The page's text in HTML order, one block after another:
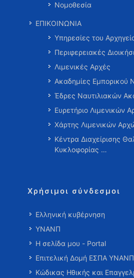
Νομοθεσία
ΕΠΙΚΟΙΝΩΝΙΑ
Υπηρεσίες του
Περιφερειακές
Λιμενικές Αρχές
Ακαδημίες Εμπορικού
Έδρες Ναυτιλιακών
Ευρετήριο Λιμενικών
Χάρτης Λιμενικών
Κέντρα Διαχείρισης
Κυκλοφορίας …
Χρήσιμοι σύνδεσμοι
Ελληνική κυβέρνηση
ΥΝΑΝΠ
Η σελίδα μου - Portal
Επιτελική Δομή ΕΣΠΑ ΥΝΑΝΠ
Κώδικας Ηθικής και